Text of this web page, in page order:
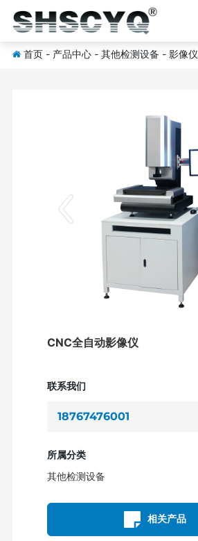
网站首页
首页 - 产品中心 - 其他检测设备 - 影像仪
CNC全自动影像仪
联系我们
18767476001
所属分类
其他检测设备
相关产品